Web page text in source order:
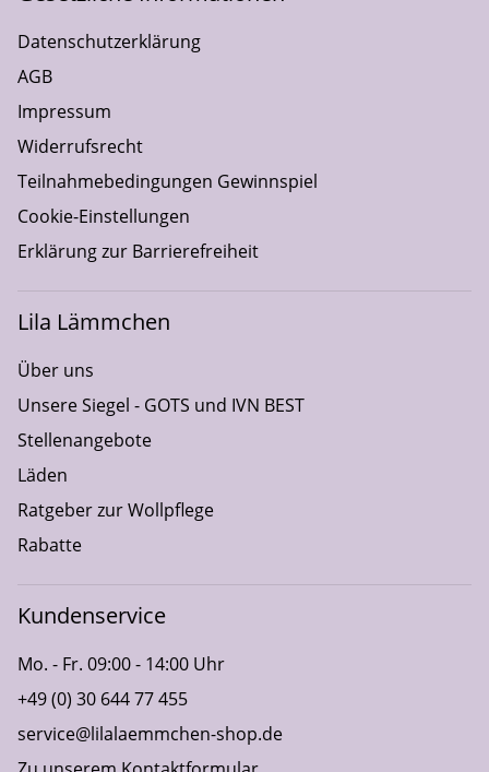
Datenschutzerklärung
AGB
Impressum
Widerrufsrecht
Teilnahmebedingungen Gewinnspiel
Cookie-Einstellungen
Erklärung zur Barrierefreiheit
Lila Lämmchen
Über uns
Unsere Siegel - GOTS und IVN BEST
Stellenangebote
Läden
Ratgeber zur Wollpflege
Rabatte
Kundenservice
Mo. - Fr. 09:00 - 14:00 Uhr
+49 (0) 30 644 77 455
service@lilalaemmchen-shop.de